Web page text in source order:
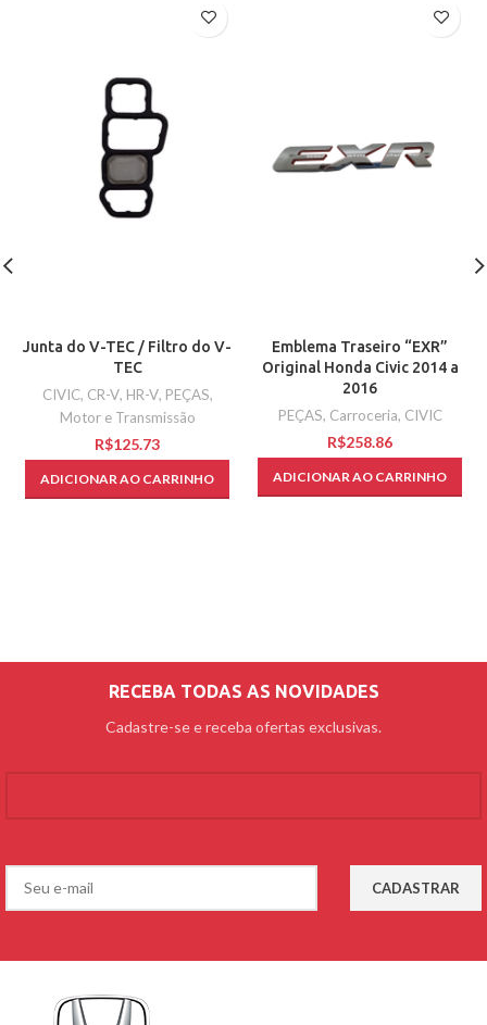
Junta do V-TEC / Filtro do V-
TEC
CIVIC, CR-V, HR-V, PEÇAS,
Motor e Transmissão
R$
ADICIONAR AO CARRINHO
Emblema Traseiro “EXR”
Original Honda Civic 2014 a
2016
PEÇAS, Carroceria, CIVIC
R$
ADICIONAR AO CARRINHO
RECEBA TODAS AS NOVIDADES
Cadastre-se e receba ofertas exclusivas.